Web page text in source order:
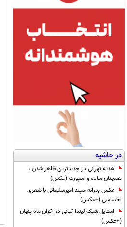
در حاشیه
هدیه تهرانی در جدیدترین ظاهر شدن ،
همچنان ساده و اسپورت (عکس)
عکس پدرانه سپند امیرسلیمانی با شعری
احساسی (+عکس)
استایل شیک لیندا کیانی در اکران ماه پنهان
(+عکس)